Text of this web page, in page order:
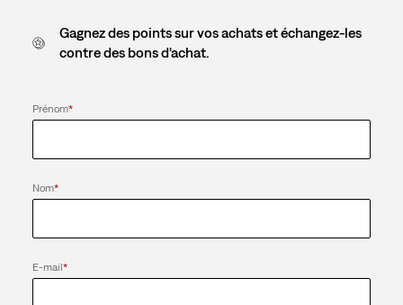
Gagnez des points sur vos achats et échangez-les
contre des bons d'achat.
Prénom*
Nom*
E-mail*